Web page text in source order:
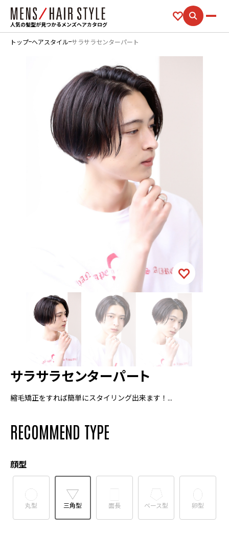
人気の髪型が見つかるメンズヘアカタログ
トップ ヘアスタイル サラサラセンターパート
サラサラセンターパート
縮毛矯正をすれば簡単にスタイリング出来ます！...
RECOMMEND TYPE
顔型
丸型 三角型 面長 ベース型 卵型